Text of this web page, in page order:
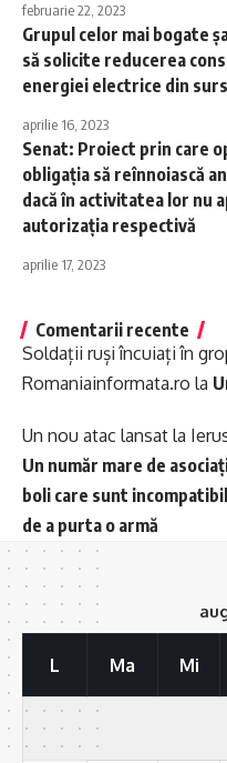
februarie 22, 2023
Grupul celor mai bogate
să solicite reducerea
energiei electrice din
aprilie 16, 2023
Senat: Proiect prin care
obligaţia să reînnoiască
dacă în activitatea lor nu
autorizaţia respectivă
aprilie 17, 2023
Comentarii recente
Soldații ruși încuiați în
Romaniainformata.ro la
Un nou atac lansat la
Un număr mare de
boli care sunt
de a purta o armă
L Ma Mi